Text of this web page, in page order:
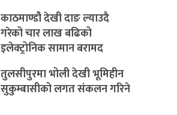
काठमाण्डौ देखी दाङ ल्याउदै
गरेको चार लाख बढिको
इलेक्ट्रोनिक सामान बरामद
तुलसीपुरमा भोली देखी भूमिहीन
सुकुम्बासीको लगत संकलन गरिने